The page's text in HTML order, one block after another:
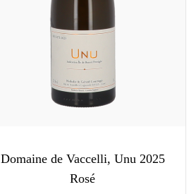
Domaine de Vaccelli, Unu 2025
Rosé